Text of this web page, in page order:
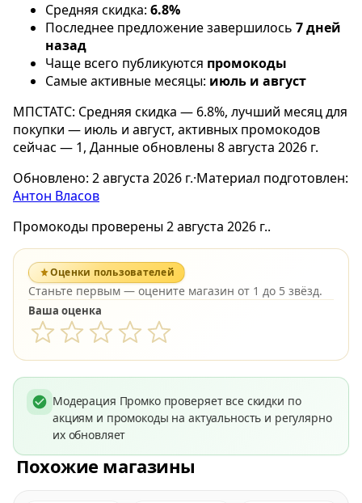
Средняя скидка: 6.8%
Последнее предложение завершилось 7 дней
назад
Чаще всего публикуются промокоды
Самые активные месяцы: июль и август
МПСТАТС: Средняя скидка — 6.8%, лучший месяц для
покупки — июль и август, активных промокодов
сейчас — 1, Данные обновлены 8 августа 2026 г.
Обновлено: 2 августа 2026 г.·Материал подготовлен:
Антон Власов
Промокоды проверены 2 августа 2026 г..
Оценки пользователей
Станьте первым — оцените магазин от 1 до 5 звёзд.
Ваша оценка
Модерация Промко проверяет все скидки по
акциям и промокоды на актуальность и регулярно
их обновляет
Похожие магазины